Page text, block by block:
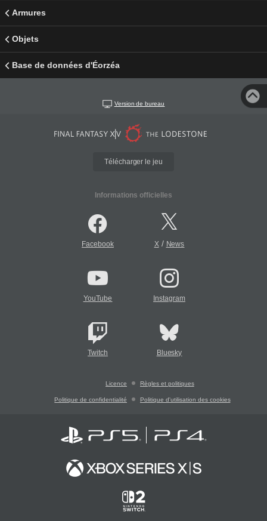
Armures
Objets
Base de données d'Éorzéa
Version de bureau
Télécharger le jeu
Informations officielles
Facebook X/ News
YouTube Instagram
Twitch Bluesky
Licence Règles et politiques
Politique de confidentialité Politique d'utilisation des cookies